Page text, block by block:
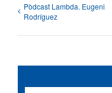
Pòdcast Lambda. Eugeni
Rodríguez